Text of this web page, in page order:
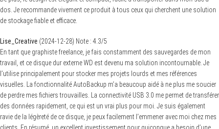
dos. Je recommande vivement ce produit à tous ceux qui cherchent une solution
de stockage fiable et efficace.
Lise_Creative (2024-12-28) Note : 4.3/5
En tant que graphiste freelance, je fais constamment des sauvegardes de mon
travail, et ce disque dur externe WD est devenu ma solution incontournable. Je
l’utilise principalement pour stocker mes projets lourds et mes références
visuelles. La fonctionnalité AutoBackup m’a beaucoup aidé à ne plus me soucier
de perdre mes fichiers trouvailles. La connectivité USB 3.0 me permet de transférer
des données rapidement, ce qui est un vrai plus pour moi. Je suis également
ravie de la légèreté de ce disque, je peux facilement l’emmener avec moi chez mes